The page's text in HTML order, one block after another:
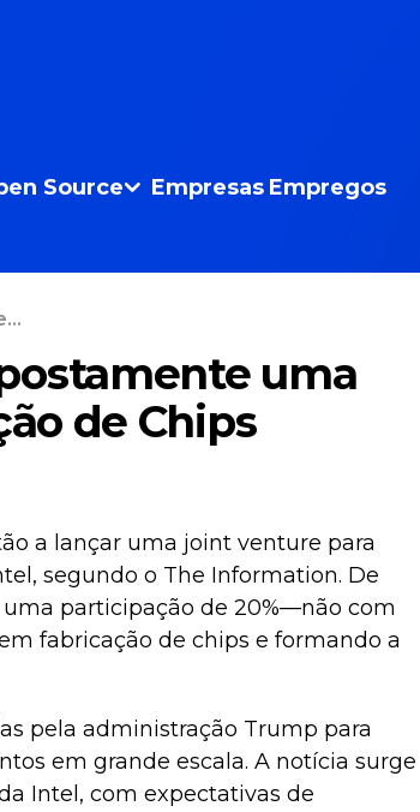
Source Empresas Empregos
uma
de Chips
a lançar uma joint venture para
segundo o The Information. De
participação de 20%—não com
fabricação de chips e formando a
pela administração Trump para
em grande escala. A notícia surge
Intel, com expectativas de